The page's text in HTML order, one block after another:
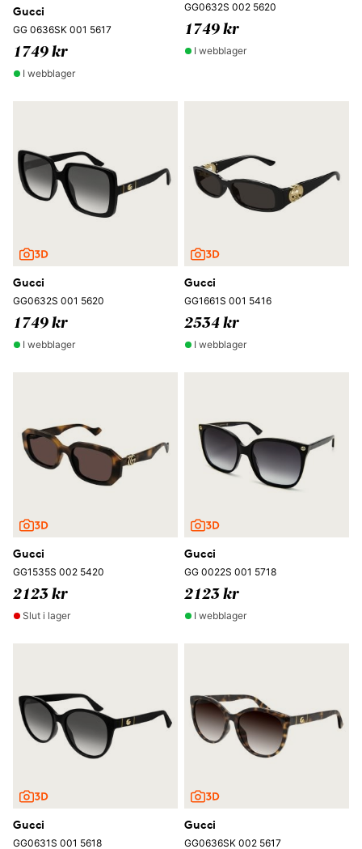
Gucci
GG 0636SK 001 5617
1749 kr
I webblager
GG0632S 002 5620
1749 kr
I webblager
Gucci
GG0632S 001 5620
1749 kr
I webblager
Gucci
GG1661S 001 5416
2534 kr
I webblager
Gucci
GG1535S 002 5420
2123 kr
Slut i lager
Gucci
GG 0022S 001 5718
2123 kr
I webblager
Gucci
GG0631S 001 5618
Gucci
GG0636SK 002 5617